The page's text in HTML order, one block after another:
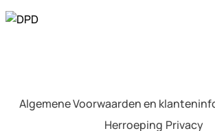
Algemene Voorwaarden en
Herroeping Privacy